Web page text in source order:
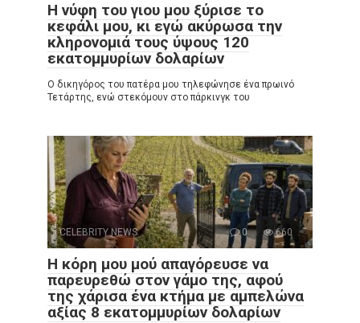
Η νύφη του γιου μου ξύρισε το
κεφάλι μου, κι εγώ ακύρωσα την
κληρονομιά τους ύψους 120
εκατομμυρίων δολαρίων
Ο δικηγόρος του πατέρα μου τηλεφώνησε ένα πρωινό
Τετάρτης, ενώ στεκόμουν στο πάρκινγκ του
CELEBRITY NEWS 0 660
Η κόρη μου μού απαγόρευσε να
παρευρεθώ στον γάμο της, αφού
της χάρισα ένα κτήμα με αμπελώνα
αξίας 8 εκατομμυρίων δολαρίων